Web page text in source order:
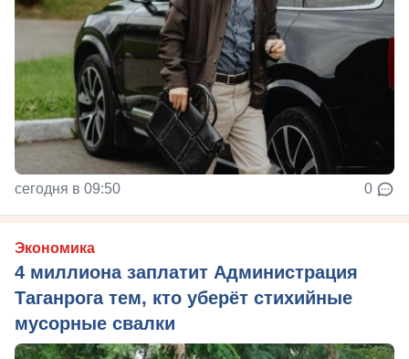
сегодня в 09:50 0
Экономика
4 миллиона заплатит Администрация
Таганрога тем, кто уберёт стихийные
мусорные свалки